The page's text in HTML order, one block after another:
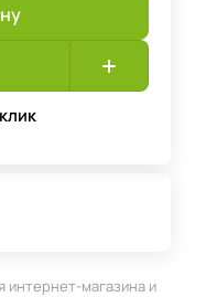
интернет-магазина и